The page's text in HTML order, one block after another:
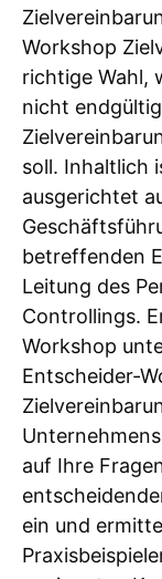
Workshop
richtige Wahl,
nicht
soll. Inhaltlich
ausgerichtet
betreffenden
Leitung des
Controllings.
Workshop
Entscheider-
auf Ihre
ein und